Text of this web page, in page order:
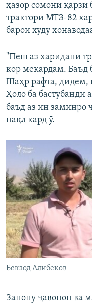
ҳазор сомонӣ қарзи
трактори МТЗ-82
барои худу
"Пеш аз харидани
кор мекардам.
Шаҳр рафта, дидем,
Ҳоло ба
баъд аз ин заминро
нақл кард ӯ.
Бекзод Алибеков
Занону ҷавонон ва